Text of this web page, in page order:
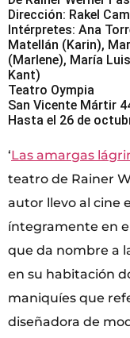
Dirección: Rakel
Intérpretes: Ana
Matellán (Karin),
(Marlene), María
Kant)
Teatro Oympia
San Vicente Mártir
Hasta el 26 de
‘Las amargas
teatro de Rainer
autor llevo al cine
íntegramente en
que da nombre a
en su habitación
maniquíes que
diseñadora de